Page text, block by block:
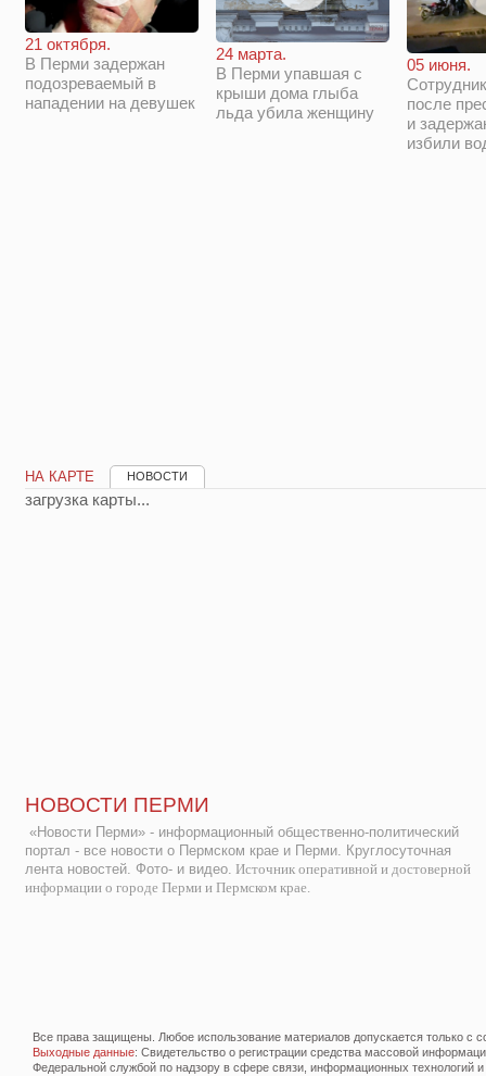
21 октября.
В Перми задержан
подозреваемый в
нападении на девушек
24 марта.
В Перми упавшая с
крыши дома глыба
льда убила женщину
05 июня.
после
и
избили
НА КАРТЕ НОВОСТИ
загрузка карты...
НОВОСТИ ПЕРМИ
«Новости Перми» - информационный общественно-политический
портал - все новости о Пермском крае и Перми. Круглосуточная
лента новостей. Фото- и видео. Источник оперативной и достоверной
информации о городе Перми и Пермском крае.
Все права защищены. Любое использование материалов допускается только с
Выходные данные: Свидетельство о регистрации средства массовой
Федеральной службой по надзору в сфере связи, информационных технологий